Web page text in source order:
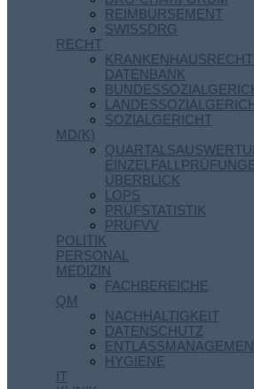
REIMBURSEMENT
SWISSDRG
RECHT
DATENBANK
SOZIALGERICHT
MD(K)
ÜBERBLICK
LOPS
PRÜFSTATISTIK
PRÜFVV
POLITIK
PERSONAL
MEDIZIN
FACHBEREICHE
QM
NACHHALTIGKEIT
DATENSCHUTZ
HYGIENE
IT